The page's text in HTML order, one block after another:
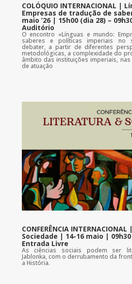
COLÓQUIO INTERNACIONAL |
Empresas de tradução de
maio ’26 | 15h00 (dia 28) –
Auditório
O encontro «Línguas e mundo:
saberes e políticas imperiais no
debater, a partir de diferentes
metodológicas, a complexidade do
âmbito das instituições imperiais,
de atuação
CONFERÊNCIA
Sociedade | 14-16 maio |
Entrada Livre
As ciências sociais podem ser
Jablonka, com o derrubamento da
a História.